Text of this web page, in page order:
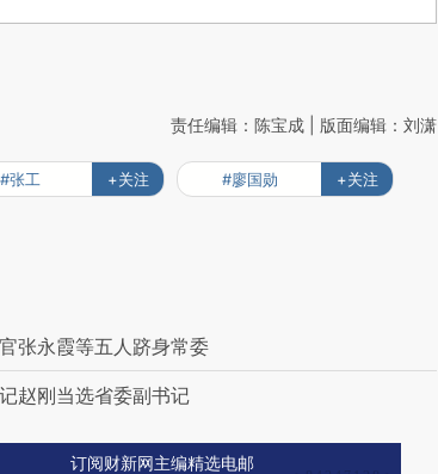
责任编辑：陈宝成 | 版面编辑：刘潇
#张工 +关注 #廖国勋 +关注
张永霞等五人跻身常委
赵刚当选省委副书记
订阅财新网主编精选电邮